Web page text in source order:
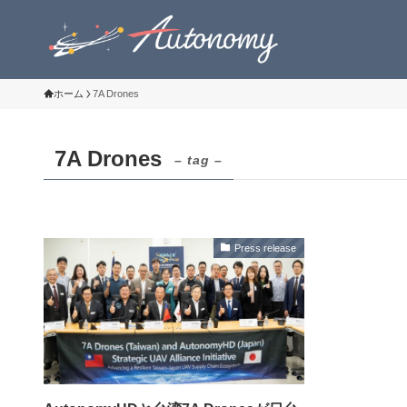
ホーム 7A Drones
7A Drones – tag –
Press release